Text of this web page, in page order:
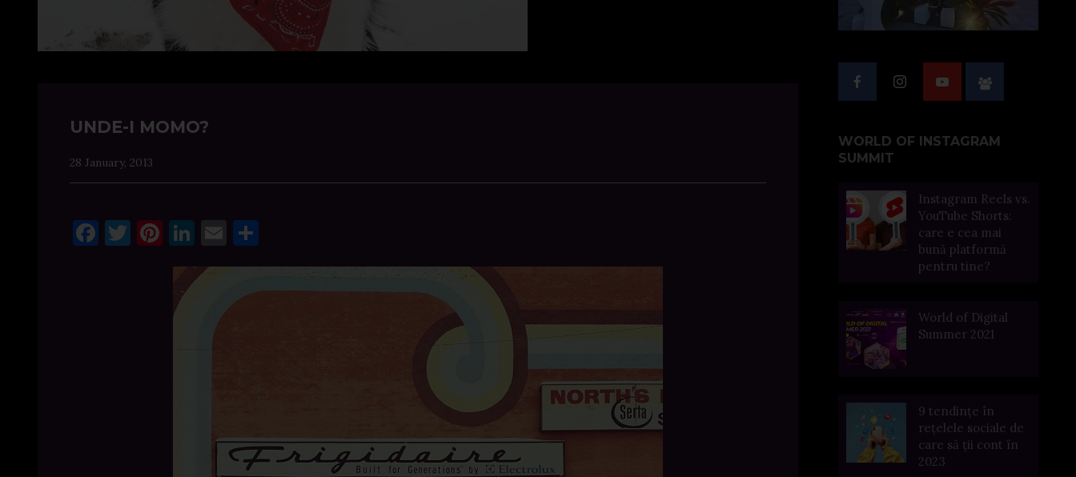
UNDE-I MOMO?
28 January, 2013
Facebook
Twitter
Pinterest
LinkedIn
Email
WORLD OF INSTAGRAM
SUMMIT
Instagram Reels vs.
YouTube Shorts:
care e cea mai
bună platformă
pentru tine?
World of Digital
Summer 2021
9 tendințe în
rețelele sociale de
care să ții cont în
2023